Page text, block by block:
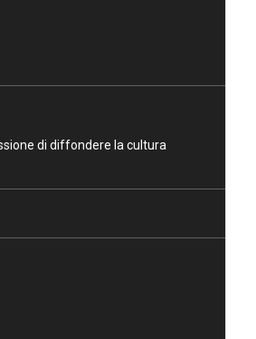
di diffondere la cultura